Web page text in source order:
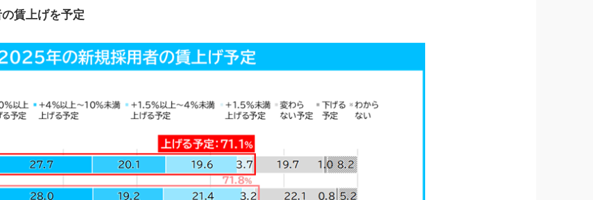
賃上げを予定